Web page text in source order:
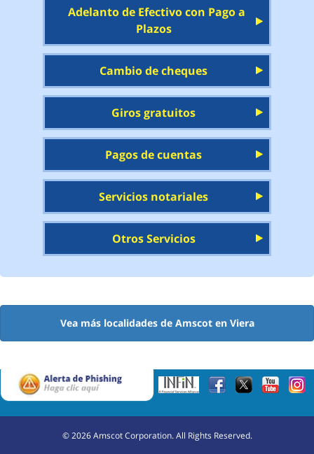
Adelanto de Efectivo con Pago a
Plazos
Cambio de cheques
Giros gratuitos
Pagos de cuentas
Servicios notariales
Otros Servicios
Vea más localidades de Amscot en Viera
©2026Amscot Corporation. All Rights Reserved.